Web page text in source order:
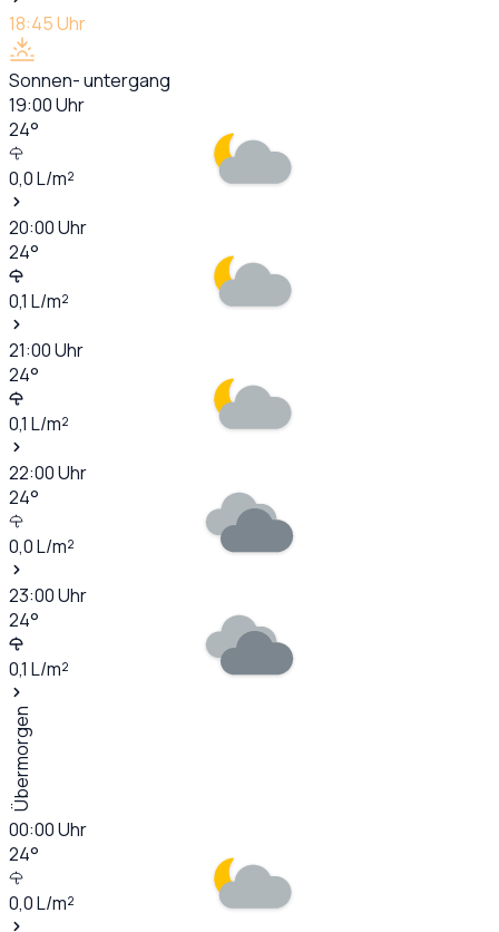
18:45Uhr
Sonnen- untergang
19:00Uhr
24°
0,0L/m²
20:00Uhr
24°
0,1 L/m²
21:00Uhr
24°
0,1 L/m²
22:00Uhr
24°
0,0L/m²
23:00Uhr
24°
0,1 L/m²
Übermorgen
00:00Uhr
24°
0,0L/m²